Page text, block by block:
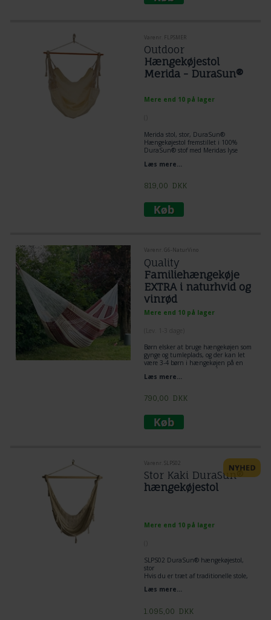
Varenr. FLPSMER
Outdoor
Hængekøjestol
Merida - DuraSun®
Mere end 10 på lager
Merida stol, stor, DuraSun®
Hængekøjestol fremstillet i 100%
DuraSun® stof med Meridas lyse
Unikt Cielo hængekøje design.
kan lide vævede hængekøjer.
Vejrbestandig, behagelig og dekorativ.
Læs mere...
819,00 DKK
Varenr. G6-NaturVino
Quality
Familiehængekøje
EXTRA i naturhvid og
vinrød
Mere end 10 på lager
Børn elsker at bruge hængekøjen som
gynge og tumleplads, og der kan let
være 3-4 børn i hængekøjen på en
gang. Samtidig er det også en skøn
hængekøje for 1 person, hvor de fleste
i hængekøjen. Nettet giver sig i
bredden på genial måde.
Vinrød. Made in Mexico - Yucatan.
Læs mere...
790,00 DKK
Varenr. SLPS02
Stor Kaki DuraSun®
hængekøjestol
Mere end 10 på lager
SLPS02 DuraSun® hængekøjestol,
stor
Hvis du er træt af traditionelle stole,
Fantastisk til at læse, se tv eller bare
Denne hængekøjestol er fremstillet
på traditionel vis med DuraSun®-
Læs mere...
1.095,00 DKK